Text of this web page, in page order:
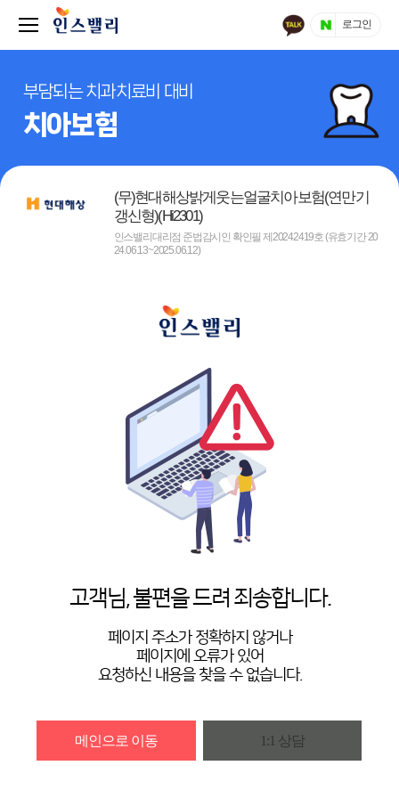
로그인
부담되는 치과치료비 대비
치아보험
(무)현대해상밝게웃는얼굴치아보험(연만기
갱신형)(Hi2301)
인스밸리대리점 준법감시인 확인필 제20242419호 (유효기간 20
24.06.13~2025.06.12)
고객님, 불편을 드려 죄송합니다.
페이지 주소가 정확하지 않거나
페이지에 오류가 있어
요청하신 내용을 찾을 수 없습니다.
메인으로 이동 1:1 상담